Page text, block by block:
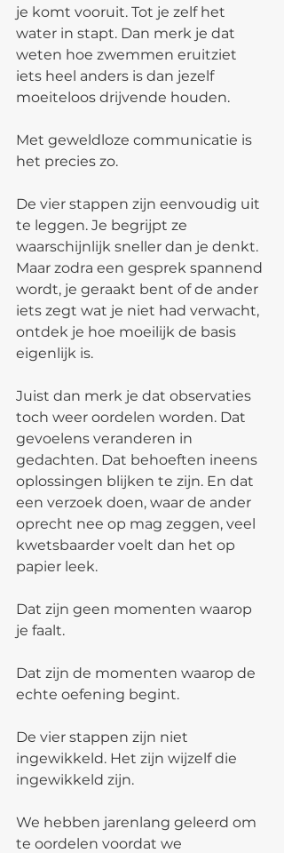
je komt vooruit. Tot je zelf het
water in stapt. Dan merk je dat
weten hoe zwemmen eruitziet
iets heel anders is dan jezelf
moeiteloos drijvende houden.
Met geweldloze communicatie is
het precies zo.
De vier stappen zijn eenvoudig uit
te leggen. Je begrijpt ze
waarschijnlijk sneller dan je denkt.
Maar zodra een gesprek spannend
wordt, je geraakt bent of de ander
iets zegt wat je niet had verwacht,
ontdek je hoe moeilijk de basis
eigenlijk is.
Juist dan merk je dat observaties
toch weer oordelen worden. Dat
gevoelens veranderen in
gedachten. Dat behoeften ineens
oplossingen blijken te zijn. En dat
een verzoek doen, waar de ander
oprecht nee op mag zeggen, veel
kwetsbaarder voelt dan het op
papier leek.
Dat zijn geen momenten waarop
je faalt.
Dat zijn de momenten waarop de
echte oefening begint.
De vier stappen zijn niet
ingewikkeld. Het zijn wijzelf die
ingewikkeld zijn.
We hebben jarenlang geleerd om
te oordelen voordat we